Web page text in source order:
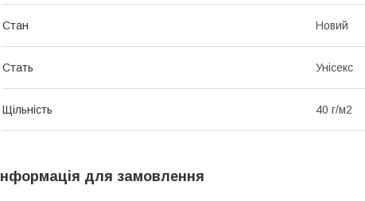
Стан Новий
Стать Унісекс
Щільність 40 г/м2
Інформація для замовлення